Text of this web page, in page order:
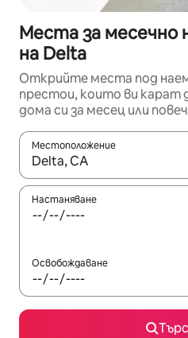
Места за месечно
на Delta
Открийте места под
престои, които ви карат
дома си за месец или
Местоположение
Когато резултатите се
Настаняване
Освобождаване